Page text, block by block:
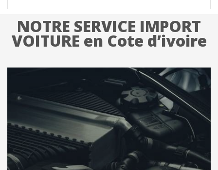
NOTRE SERVICE IMPORT
VOITURE en Cote d’ivoire